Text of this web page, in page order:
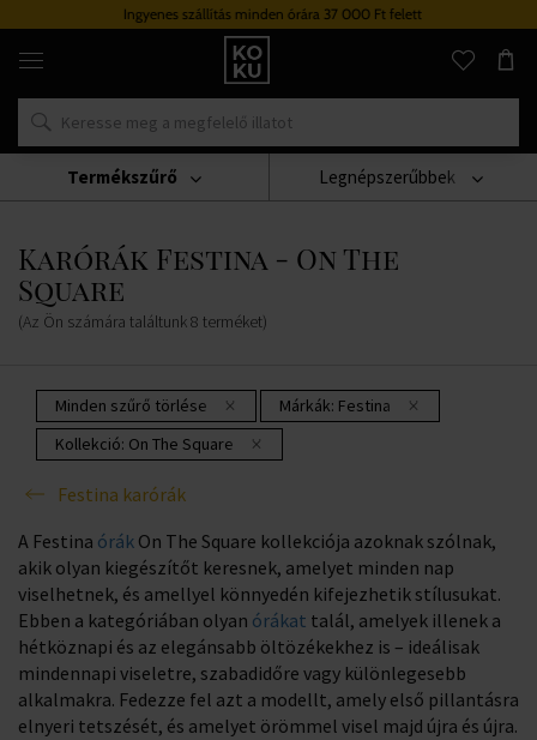
Ingyenes szállítás minden órára 37 000 Ft felett
Eredeti
parfümök
órák
egy
Karórák Festina Karórák Karórák Festina - On The Square
Karórák Festina - On The
Square
(Az Ön számára találtunk8 terméket)
Legnépszerűbbek
Minden szűrő törlése Márkák: Festina
Kollekció: On The Square
Festina karórák
Termékszűrő
A Festina órák On The Square kollekciója azoknak szólnak,
akik olyan kiegészítőt keresnek, amelyet minden nap
viselhetnek, és amellyel könnyedén kifejezhetik stílusukat.
Ebben a kategóriában olyan órákat talál, amelyek illenek a
hétköznapi és az elegánsabb öltözékekhez is – ideálisak
mindennapi viseletre, szabadidőre vagy különlegesebb
alkalmakra. Fedezze fel azt a modellt, amely első pillantásra
elnyeri tetszését, és amelyet örömmel visel majd újra és újra.